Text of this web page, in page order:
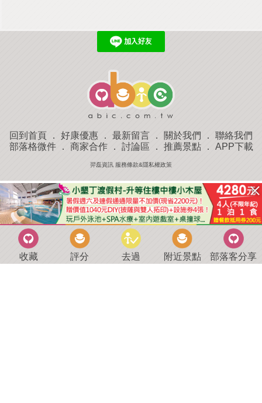
回到首頁 ． 好康優惠 ． 最新留言 ． 關於我們 ． 聯絡我們
部落格微件． 商家合作． 討論區 ． 推薦景點． APP下載
羿磊資訊 服務條款&隱私權政策
收藏 評分 去過 附近景點 部落客分享